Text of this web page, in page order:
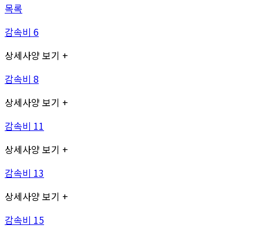
목록
감속비 6
상세사양 보기 +
감속비 8
상세사양 보기 +
감속비 11
상세사양 보기 +
감속비 13
상세사양 보기 +
감속비 15